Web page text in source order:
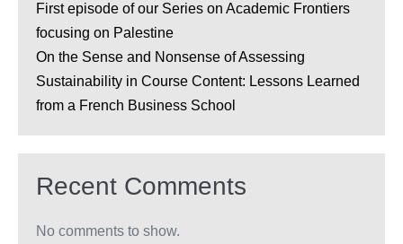
First episode of our Series on Academic Frontiers
focusing on Palestine
On the Sense and Nonsense of Assessing
Sustainability in Course Content: Lessons Learned
from a French Business School
Recent Comments
No comments to show.